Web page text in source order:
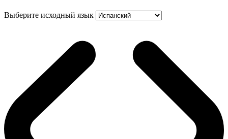
Выберите исходный язык